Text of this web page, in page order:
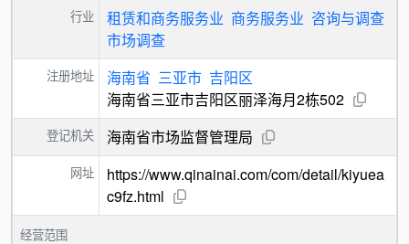
行业 租赁和商务服务业 商务服务业 咨询与调查
市场调查
注册地址 海南省 三亚市 吉阳区
海南省三亚市吉阳区丽泽海月2栋502
登记机关 海南省市场监督管理局
网址
https://www.qinainai.com/com/detail/kiyuea
c9fz.html
经营范围